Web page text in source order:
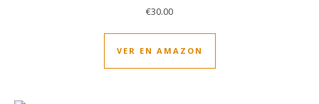
€30.00
VER EN AMAZON